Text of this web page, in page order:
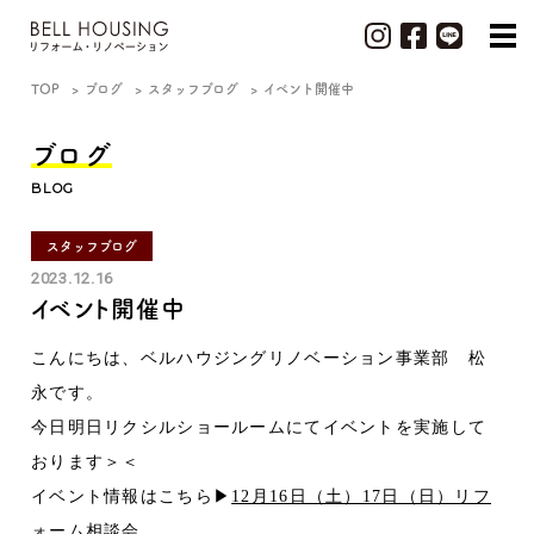
TOP ブログ スタッフブログ イベント開催中
ブログ
BLOG
スタッフブログ
2023.12.16
イベント開催中
こんにちは、ベルハウジングリノベーション事業部 松
永です。
今日明日リクシルショールームにてイベントを実施して
おります＞＜
イベント情報はこちら▶ 12月16日（土）17日（日）リフ